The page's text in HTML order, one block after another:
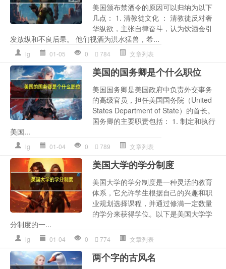
美国颁布禁酒令的原因可以归纳为以下
几点： 1. 清教徒文化 ： 清教徒反对奢
华纵欲，主张自律奋斗，认为饮酒会引
发放纵和不良后果。 他们视酒为洪水猛兽，希...
lg 01-05 0 784 文章列表
美国的国务卿是个什么职位
美国国务卿是美国政府中负责外交事务
的高级官员，担任美国国务院（United
States Department of State）的首长。
国务卿的主要职责包括： 1. 制定和执行
美国...
lg 01-04 0 789 文章列表
美国大学的学分制度
美国大学的学分制度是一种灵活的教育
体系，它允许学生根据自己的兴趣和职
业规划选择课程，并通过修满一定数量
的学分来获得学位。以下是美国大学学
分制度的一...
lg 01-04 0 774 文章列表
两个字的古风名